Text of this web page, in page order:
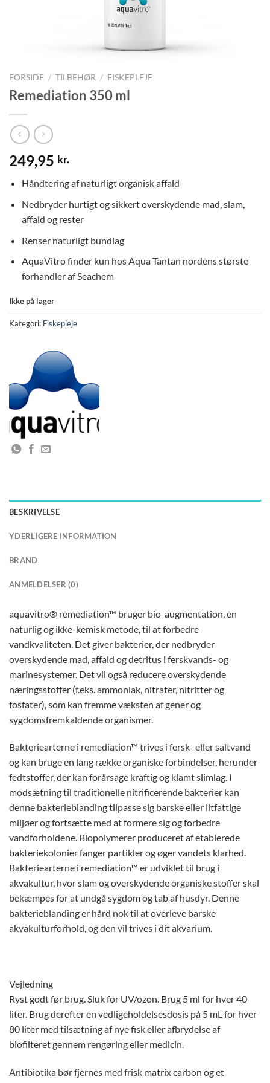
FORSIDE / TILBEHØR / FISKEPLEJE
Remediation 350 ml
249,95 kr.
Håndtering af naturligt organisk affald
Nedbryder hurtigt og sikkert overskydende mad, slam,
affald og rester
Renser naturligt bundlag
AquaVitro finder kun hos Aqua Tantan nordens største
forhandler af Seachem
Ikke på lager
Kategori: Fiskepleje
BESKRIVELSE
YDERLIGERE INFORMATION
BRAND
ANMELDELSER (0)
aquavitro® remediation™ bruger bio-augmentation, en
naturlig og ikke-kemisk metode, til at forbedre
vandkvaliteten. Det giver bakterier, der nedbryder
overskydende mad, affald og detritus i ferskvands- og
marinesystemer. Det vil også reducere overskydende
næringsstoffer (f.eks. ammoniak, nitrater, nitritter og
fosfater), som kan fremme væksten af ​​gener og
sygdomsfremkaldende organismer.
Bakteriearterne i remediation™ trives i fersk- eller saltvand
og kan bruge en lang række organiske forbindelser, herunder
fedtstoffer, der kan forårsage kraftig og klamt slimlag. I
modsætning til traditionelle nitrificerende bakterier kan
denne bakterieblanding tilpasse sig barske eller iltfattige
miljøer og fortsætte med at formere sig og forbedre
vandforholdene. Biopolymerer produceret af etablerede
bakteriekolonier fanger partikler og øger vandets klarhed.
Bakteriearterne i remediation™ er udviklet til brug i
akvakultur, hvor slam og overskydende organiske stoffer skal
bekæmpes for at undgå sygdom og tab af husdyr. Denne
bakterieblanding er hård nok til at overleve barske
akvakulturforhold, og den vil trives i dit akvarium.
Vejledning
Ryst godt før brug. Sluk for UV/ozon. Brug 5 ml for hver 40
liter. Brug derefter en vedligeholdelsesdosis på 5 mL for hver
80 liter med tilsætning af nye fisk eller afbrydelse af
biofilteret gennem rengøring eller medicin.
Antibiotika bør fjernes med frisk matrix carbon og et